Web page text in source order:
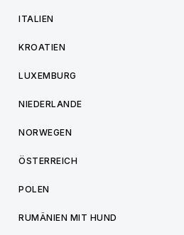
ITALIEN
KROATIEN
LUXEMBURG
NIEDERLANDE
NORWEGEN
ÖSTERREICH
POLEN
RUMÄNIEN MIT HUND